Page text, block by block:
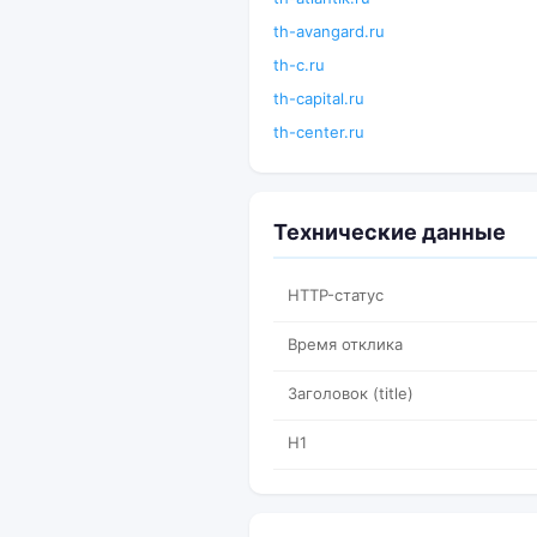
th-avangard.ru
th-c.ru
th-capital.ru
th-center.ru
Технические данные
HTTP-статус
Время отклика
Заголовок (title)
H1